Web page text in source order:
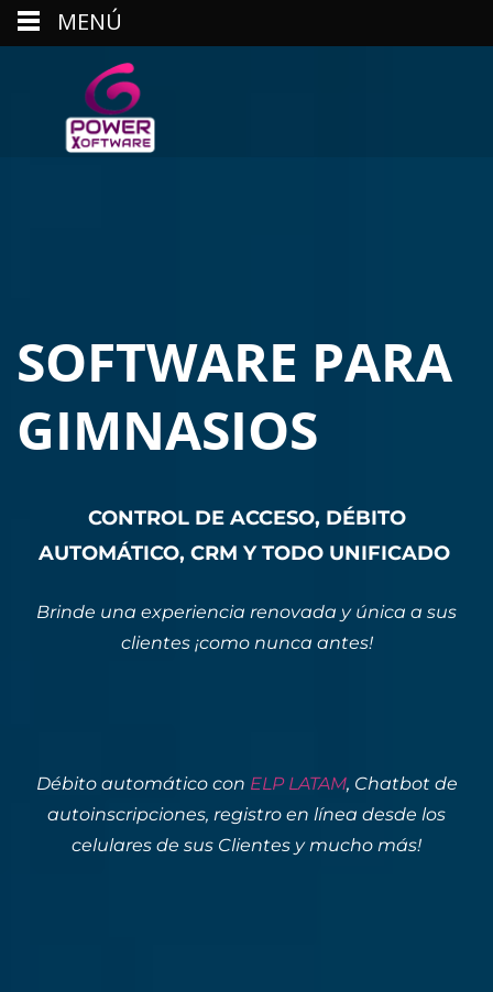
SOFTWARE PARA
GIMNASIOS
CONTROL DE ACCESO, DÉBITO
AUTOMÁTICO, CRM Y TODO UNIFICADO
Brinde una experiencia renovada y única a sus
clientes ¡como nunca antes!
Débito automático con ELP LATAM, Chatbot de
autoinscripciones, registro en línea desde los
celulares de sus Clientes y mucho más!
MENÚ